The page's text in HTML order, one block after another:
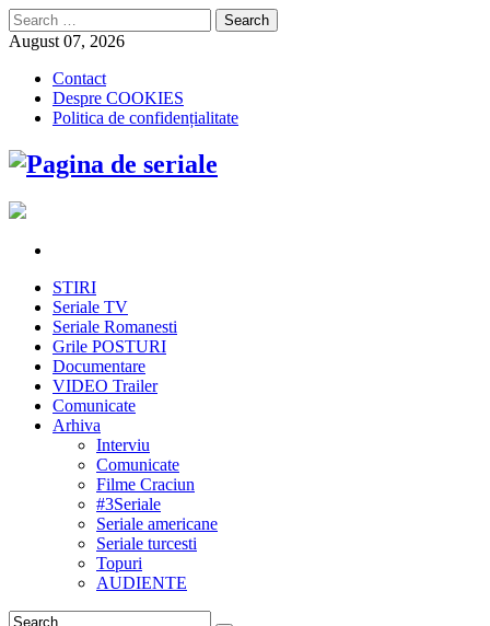
Search
for:
August 07, 2026
Contact
Despre COOKIES
Politica de confidențialitate
STIRI
Seriale TV
Seriale Romanesti
Grile POSTURI
Documentare
VIDEO Trailer
Comunicate
Arhiva
Interviu
Comunicate
Filme Craciun
#3Seriale
Seriale americane
Seriale turcesti
Topuri
AUDIENTE